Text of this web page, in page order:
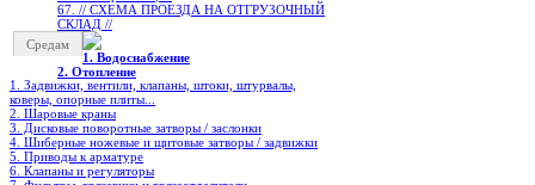
67. // СХЕМА ПРОЕЗДА НА ОТГРУЗОЧНЫЙ
СКЛАД //
Средам
1. Водоснабжение
2. Отопление
1. Задвижки, вентили, клапаны, штоки, штурвалы,
коверы, опорные плиты...
2. Шаровые краны
3. Дисковые поворотные затворы / заслонки
4. Шиберные ножевые и щитовые затворы / задвижки
5. Приводы к арматуре
6. Клапаны и регуляторы